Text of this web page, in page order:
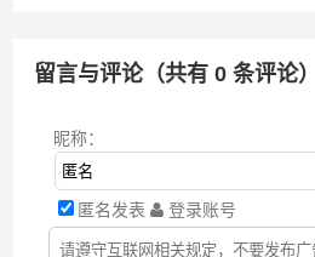
留言与评论（共有0 条评论）
昵称：
匿名发表 登录账号